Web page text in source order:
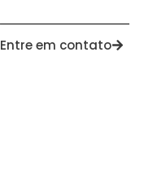
Entre em contato